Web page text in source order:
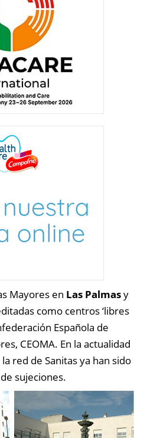
Mayores en Las Palmasy
como centros ‘libres
Española de
CEOMA. En la actualidad
red de Sanitas ya han sido
sujeciones.